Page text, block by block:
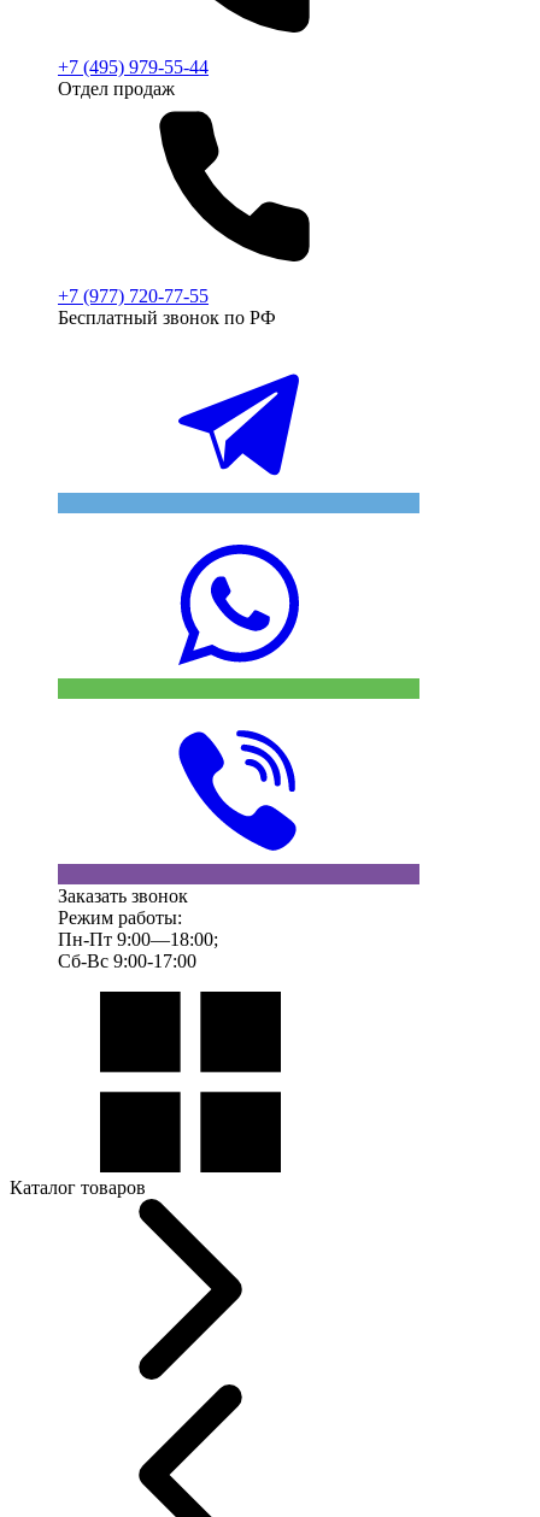
+7 (495) 979-55-44
Отдел продаж
+7 (977) 720-77-55
Бесплатный звонок по РФ
Заказать звонок
Режим работы:
Пн-Пт 9:00—18:00;
Сб-Вс 9:00-17:00
Каталог товаров